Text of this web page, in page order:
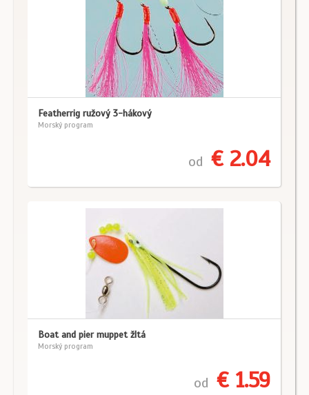
Featherrig ružový 3-hákový
Morský program
od € 2.04
Boat and pier muppet žltá
Morský program
od € 1.59